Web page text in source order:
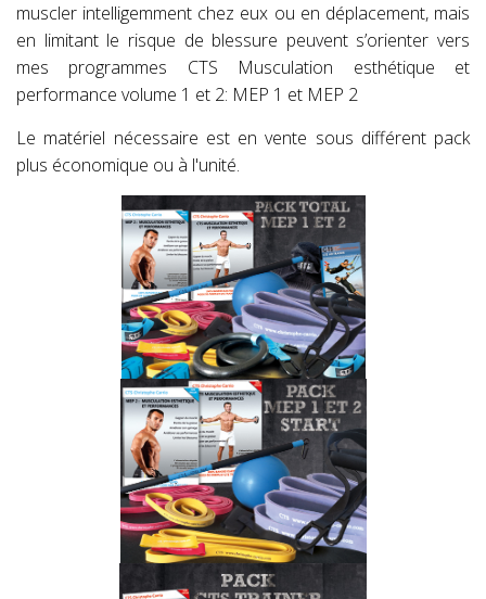
muscler intelligemment chez eux ou en déplacement, mais
en limitant le risque de blessure peuvent s’orienter vers
mes programmes CTS Musculation esthétique et
performance volume 1 et 2: MEP 1 et MEP 2
Le matériel nécessaire est en vente sous différent pack
plus économique ou à l'unité.